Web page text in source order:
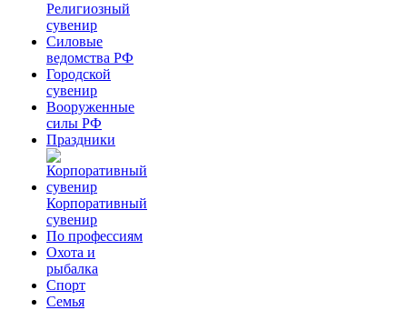
Религиозный
сувенир
Силовые
ведомства РФ
Городской
сувенир
Вооруженные
силы РФ
Праздники
Корпоративный
сувенир
По профессиям
Охота и
рыбалка
Спорт
Семья